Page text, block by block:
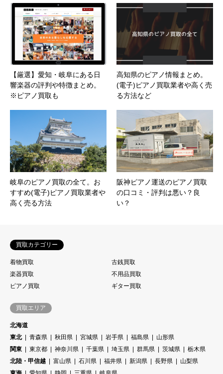
【厳選】愛知・岐阜にある日
響楽器の評判や特徴まとめ。
※ピアノ買取も
高知県のピアノ情報まとめ。
(電子)ピアノ買取業者や高く売
る方法など
岐阜のピアノ買取の全て。お
すすめ(電子)ピアノ買取業者や
高く売る方法
阪神ピアノ運送のピアノ買取
の口コミ・評判は悪い？良
い？
買取カテゴリー
着物買取
古銭買取
楽器買取
不用品買取
ピアノ買取
ギター買取
買取エリア
北海道
東北
青森県 秋田県 宮城県 岩手県 福島県
山形県
関東
東京都 神奈川県 千葉県 埼玉県 群馬県 茨城県
栃木県
北陸・甲信越
富山県 石川県 福井県 新潟県 長野県
山梨県